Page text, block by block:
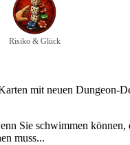
Risiko & Glück
mit neuen Dungeon-
Sie schwimmen können,
muss...